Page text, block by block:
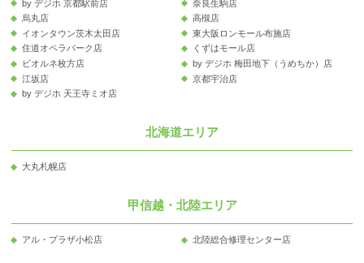
by デジホ 京都駅前店
奈良生駒店
烏丸店
高槻店
イオンタウン茨木太田店
東大阪ロンモール布施店
住道オペラパーク店
くずはモール店
ビオルネ枚方店
by デジホ 梅田地下（うめちか）店
江坂店
京都宇治店
by デジホ 天王寺ミオ店
北海道エリア
大丸札幌店
甲信越・北陸エリア
アル・プラザ小松店 北陸総合修理センター店